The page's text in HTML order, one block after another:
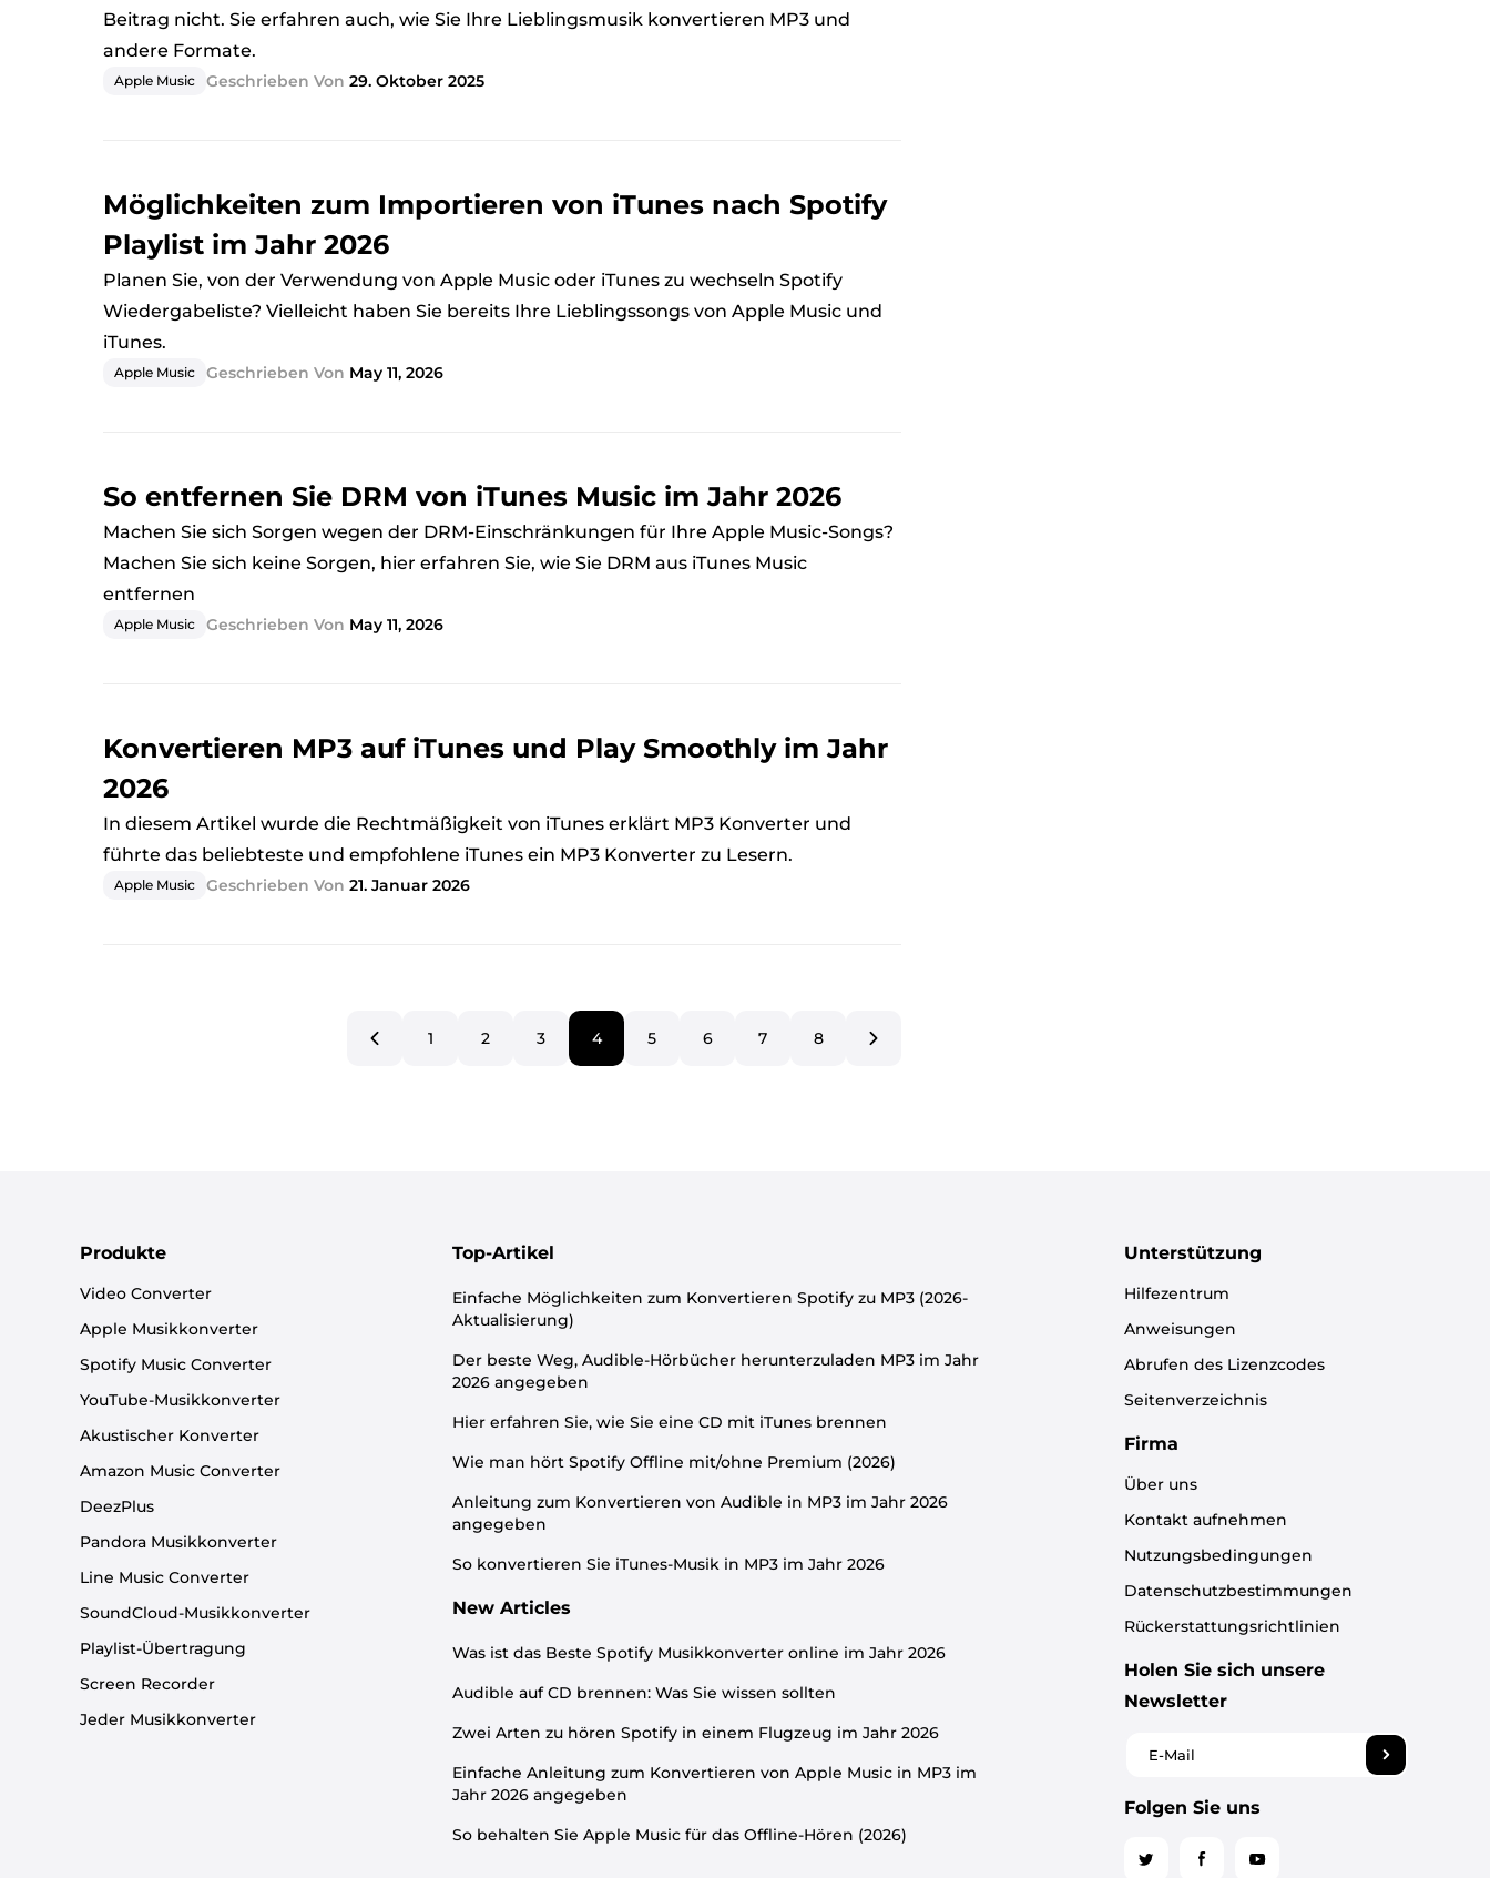
Beitrag nicht. Sie erfahren auch, wie Sie Ihre Lieblingsmusik konvertieren MP3 und
andere Formate.
Apple Music Geschrieben Von 29. Oktober 2025
Möglichkeiten zum Importieren von iTunes nach Spotify
Playlist im Jahr 2026
Planen Sie, von der Verwendung von Apple Music oder iTunes zu wechseln Spotify
Wiedergabeliste? Vielleicht haben Sie bereits Ihre Lieblingssongs von Apple Music und
iTunes.
Apple Music Geschrieben Von May 11, 2026
So entfernen Sie DRM von iTunes Music im Jahr 2026
Machen Sie sich Sorgen wegen der DRM-Einschränkungen für Ihre Apple Music-Songs?
Machen Sie sich keine Sorgen, hier erfahren Sie, wie Sie DRM aus iTunes Music
entfernen
Apple Music Geschrieben Von May 11, 2026
Konvertieren MP3 auf iTunes und Play Smoothly im Jahr
2026
In diesem Artikel wurde die Rechtmäßigkeit von iTunes erklärt MP3 Konverter und
führte das beliebteste und empfohlene iTunes ein MP3 Konverter zu Lesern.
Apple Music Geschrieben Von 21. Januar 2026
1 2 3 4 5 6 7 8
Produkte
Video Converter
Apple Musikkonverter
Spotify Music Converter
YouTube-Musikkonverter
Akustischer Konverter
Amazon Music Converter
DeezPlus
Pandora Musikkonverter
Line Music Converter
SoundCloud-Musikkonverter
Playlist-Übertragung
Screen Recorder
Jeder Musikkonverter
Top-Artikel
Einfache Möglichkeiten zum Konvertieren Spotify zu MP3 (2026-
Aktualisierung)
Der beste Weg, Audible-Hörbücher herunterzuladen MP3 im Jahr
2026 angegeben
Hier erfahren Sie, wie Sie eine CD mit iTunes brennen
Wie man hört Spotify Offline mit/ohne Premium (2026)
Anleitung zum Konvertieren von Audible in MP3 im Jahr 2026
angegeben
So konvertieren Sie iTunes-Musik in MP3 im Jahr 2026
New Articles
Was ist das Beste Spotify Musikkonverter online im Jahr 2026
Audible auf CD brennen: Was Sie wissen sollten
Zwei Arten zu hören Spotify in einem Flugzeug im Jahr 2026
Einfache Anleitung zum Konvertieren von Apple Music in MP3 im
Jahr 2026 angegeben
So behalten Sie Apple Music für das Offline-Hören (2026)
Unterstützung
Hilfezentrum
Anweisungen
Abrufen des Lizenzcodes
Seitenverzeichnis
Firma
Über uns
Kontakt aufnehmen
Nutzungsbedingungen
Datenschutzbestimmungen
Rückerstattungsrichtlinien
Holen Sie sich unsere
Newsletter
Folgen Sie uns